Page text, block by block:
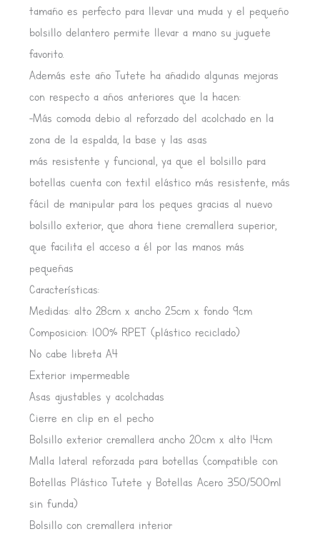
tamaño es perfecto para llevar una muda y el pequeño
bolsillo delantero permite llevar a mano su juguete
favorito.
Además este año Tutete ha añadido algunas mejoras
con respecto a años anteriores que la hacen:
-Más comoda debio al reforzado del acolchado en la
zona de la espalda, la base y las asas
más resistente y funcional, ya que el bolsillo para
botellas cuenta con textil elástico más resistente, más
fácil de manipular para los peques gracias al nuevo
bolsillo exterior, que ahora tiene cremallera superior,
que facilita el acceso a él por las manos más
pequeñas
Características:
Medidas: alto 28cm x ancho 25cm x fondo 9cm
Composicion: 100% RPET (plástico reciclado)
No cabe libreta A4
Exterior impermeable
Asas ajustables y acolchadas
Cierre en clip en el pecho
Bolsillo exterior cremallera ancho 20cm x alto 14cm
Malla lateral reforzada para botellas (compatible con
Botellas Plástico Tutete y Botellas Acero 350/500ml
sin funda)
Bolsillo con cremallera interior